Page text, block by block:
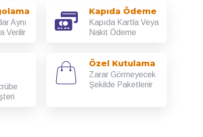
Aynı
Verilir
Kapıda Ödeme
Kapıda Kartla Veya
Nakit Ödeme
Özel Kutulama
Zarar Görmeyecek
Şekilde Paketlenir